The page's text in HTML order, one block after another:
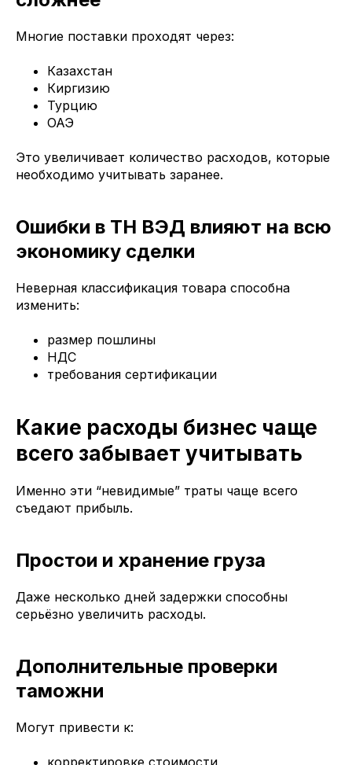
Многие поставки проходят через:
Казахстан
Киргизию
Турцию
ОАЭ
Это увеличивает количество расходов, которые
необходимо учитывать заранее.
Ошибки в ТН ВЭД влияют на всю
экономику сделки
Неверная классификация товара способна
изменить:
размер пошлины
НДС
требования сертификации
Какие расходы бизнес чаще
всего забывает учитывать
Именно эти “невидимые” траты чаще всего
съедают прибыль.
Простои и хранение груза
Даже несколько дней задержки способны
серьёзно увеличить расходы.
Дополнительные проверки
таможни
Могут привести к:
корректировке стоимости